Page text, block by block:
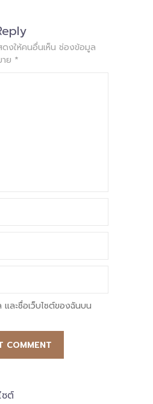
งให้คนอื่นเห็น ช่องข้อมูล
ย *
ละชื่อเว็บไซต์ของฉันบน
ซต์